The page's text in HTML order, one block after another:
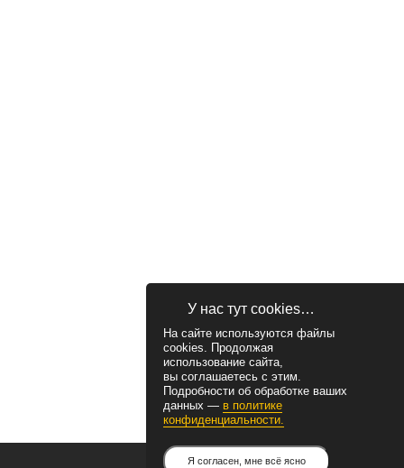
У нас тут cookies…
На сайте используются файлы
cookies. Продолжая
использование сайта,
вы соглашаетесь с этим.
Подробности об обработке ваших
данных — в политике
конфиденциальности.
Я согласен, мне всё ясно